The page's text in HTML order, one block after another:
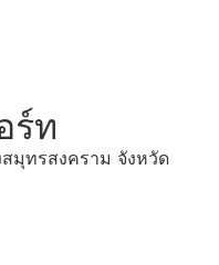
ร์ท
มุทรสงคราม จังหวัด